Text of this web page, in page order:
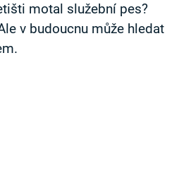
motal služební pes?
v budoucnu může hledat